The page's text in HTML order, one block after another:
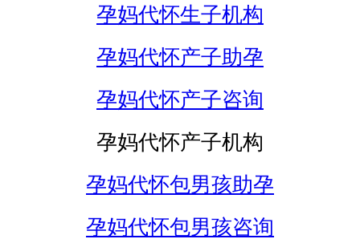
孕妈代怀生子机构
孕妈代怀产子助孕
孕妈代怀产子咨询
孕妈代怀产子机构
孕妈代怀包男孩助孕
孕妈代怀包男孩咨询